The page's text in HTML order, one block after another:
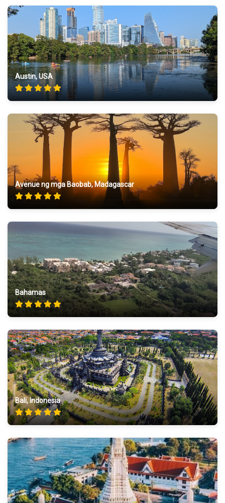
Austin, USA
Avenue ng mga Baobab, Madagascar
Bahamas
Bali, Indonesia